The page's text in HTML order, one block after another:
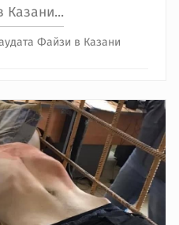
Казани...
Файзи в Казани